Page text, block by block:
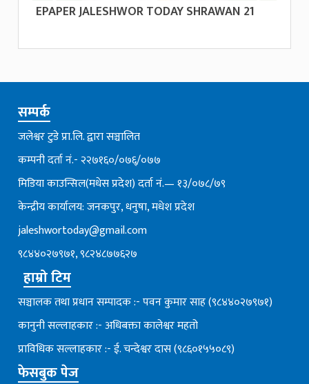
EPAPER JALESHWOR TODAY SHRAWAN 21
सम्पर्क
जलेश्वर टुडे प्रा.लि. द्वारा सञ्चालित
कम्पनी दर्ता नं.- २२७१६०/०७६्/०७७
मिडिया काउन्सिल(मधेस प्रदेश) दर्ता नं.— १३/०७८/७९
केन्द्रीय कार्यालय: जनकपुर, धनुषा, मधेश प्रदेश
jaleshwortoday@gmail.com
९८४४०२७९७१, ९८२४८७७६२७
हाम्रो टिम
सञ्चालक तथा प्रधान सम्पादक :- पवन कुमार साह (९८४४०२७९७१)
कानुनी सल्लाहकार :- अधिबक्ता कालेश्वर महतो
प्राविधिक सल्लाहकार :- ई. चन्देश्वर दास (९८६०१५५०८९)
फेसबुक पेज